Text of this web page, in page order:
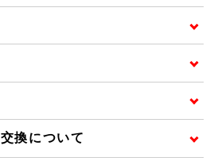
換について